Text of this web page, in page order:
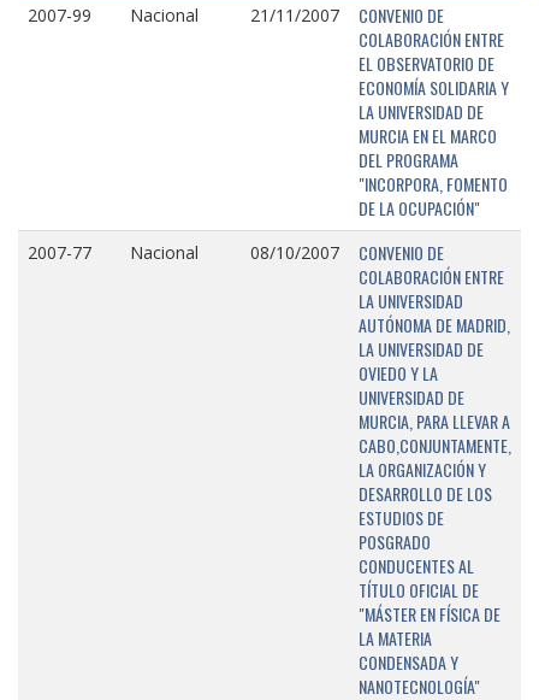
2007-99 Nacional 21/11/2007
CONVENIO DE
COLABORACIÓN ENTRE
EL OBSERVATORIO DE
ECONOMÍA SOLIDARIA Y
LA UNIVERSIDAD DE
MURCIA EN EL MARCO
DEL PROGRAMA
"INCORPORA, FOMENTO
DE LA OCUPACIÓN"
2007-77 Nacional 08/10/2007
CONVENIO DE
COLABORACIÓN ENTRE
LA UNIVERSIDAD
AUTÓNOMA DE MADRID,
LA UNIVERSIDAD DE
OVIEDO Y LA
UNIVERSIDAD DE
MURCIA, PARA LLEVAR A
CABO,CONJUNTAMENTE,
LA ORGANIZACIÓN Y
DESARROLLO DE LOS
ESTUDIOS DE
POSGRADO
CONDUCENTES AL
TÍTULO OFICIAL DE
"MÁSTER EN FÍSICA DE
LA MATERIA
CONDENSADA Y
NANOTECNOLOGÍA"